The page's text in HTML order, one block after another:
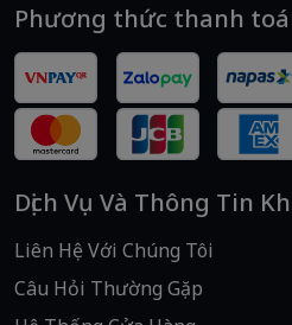
Phương thức thanh
Dịch Vụ Và Thông Tin
Liên Hệ Với Chúng Tôi
Câu Hỏi Thường Gặp